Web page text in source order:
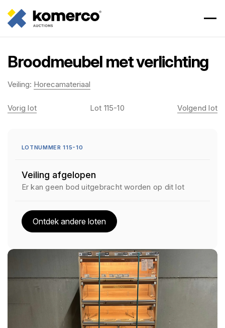
Broodmeubel met verlichting
Veiling: Horecamateriaal
Vorig lot Lot 115-10 Volgend lot
LOTNUMMER 115-10
Veiling afgelopen
Er kan geen bod uitgebracht worden op dit lot
Ontdek andere loten